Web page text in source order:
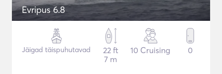
Evripus 6.8
Jäigad täispuhutavad
22 ft
7 m
10 Cruising 0